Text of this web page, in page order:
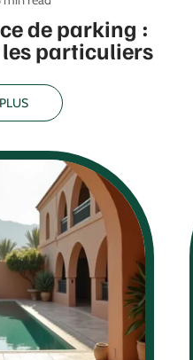
de parking :
particuliers